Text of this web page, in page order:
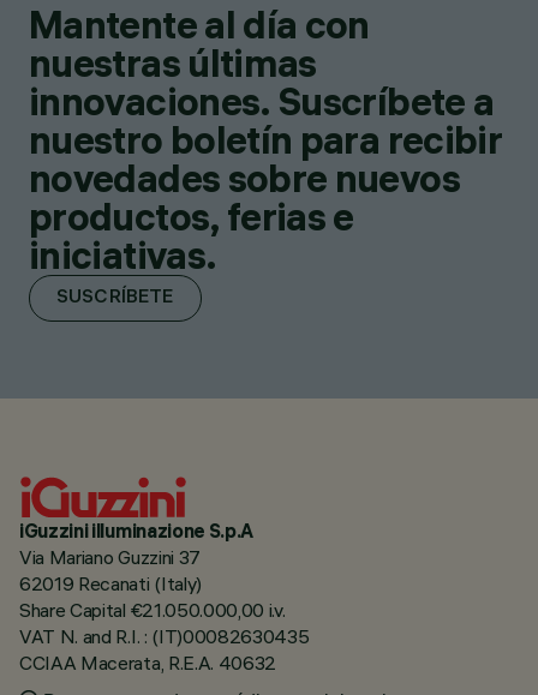
Mantente al día con
nuestras últimas
innovaciones. Suscríbete a
nuestro boletín para recibir
novedades sobre nuevos
productos, ferias e
iniciativas.
SUSCRÍBETE
iGuzzini illuminazione S.p.A
Via Mariano Guzzini 37
62019 Recanati (Italy)
Share Capital €21.050.000,00 i.v.
VAT N. and R.I. : (IT)00082630435
CCIAA Macerata, R.E.A. 40632